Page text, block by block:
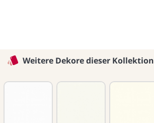
Weitere Dekore dieser Kollektion